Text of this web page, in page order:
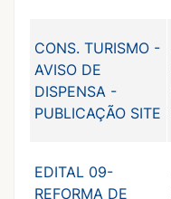
CONS. TURISMO -
AVISO DE
DISPENSA -
PUBLICAÇÃO SITE
EDITAL 09-
REFORMA DE